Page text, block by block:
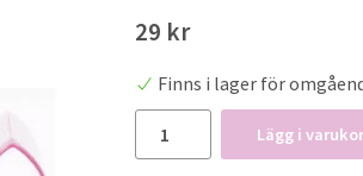
29 kr
Finns i lager för
Lägg i